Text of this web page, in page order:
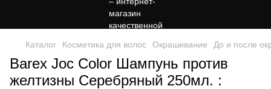
Каталог Косметика для волос Окрашивание До и после
Barex Joc Color Шампунь против
желтизны Серебряный 250мл. :